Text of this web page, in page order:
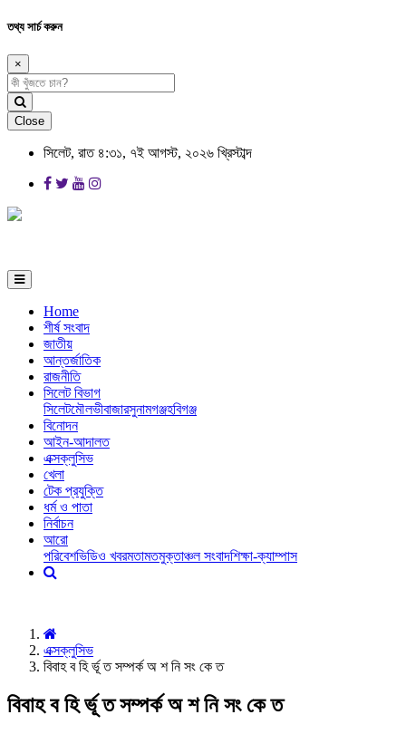
তথ্য সার্চ করুন
×
Close
সিলেট, রাত ৪:৩১, ৭ই আগস্ট, ২০২৬ খ্রিস্টাব্দ
Home
শীর্ষ সংবাদ
জাতীয়
আন্তর্জাতিক
রাজনীতি
সিলেট বিভাগ
সিলেটমৌলভীবাজারসুনামগঞ্জহবিগঞ্জ
বিনোদন
আইন-আদালত
এক্সক্লুসিভ
খেলা
টেক প্রযুক্তি
ধর্ম ও পাতা
নির্বাচন
আরো
পরিবেশভিডিও খবরমতামতমুক্তাঞ্চল সংবাদশিক্ষা-ক্যাম্পাস
এক্সক্লুসিভ
বিবাহ ব হি র্ভূ ত সম্পর্ক অ শ নি সং কে ত
বিবাহ ব হি র্ভূ ত সম্পর্ক অ শ নি সং কে ত